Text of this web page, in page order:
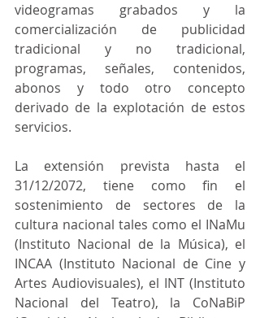
videogramas grabados y la
comercialización de publicidad
tradicional y no tradicional,
programas, señales, contenidos,
abonos y todo otro concepto
derivado de la explotación de estos
servicios.
La extensión prevista hasta el
31/12/2072, tiene como fin el
sostenimiento de sectores de la
cultura nacional tales como el INaMu
(Instituto Nacional de la Música), el
INCAA (Instituto Nacional de Cine y
Artes Audiovisuales), el INT (Instituto
Nacional del Teatro), la CoNaBiP